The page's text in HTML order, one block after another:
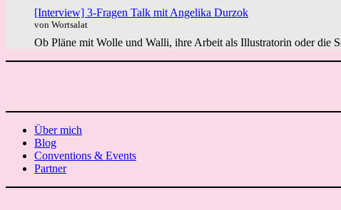
[Interview] 3-Fragen Talk mit Angelika Durzok
von Wortsalat
Ob Pläne mit Wolle und Walli, ihre Arbeit als Illustratorin oder die
Über mich
Blog
Conventions & Events
Partner